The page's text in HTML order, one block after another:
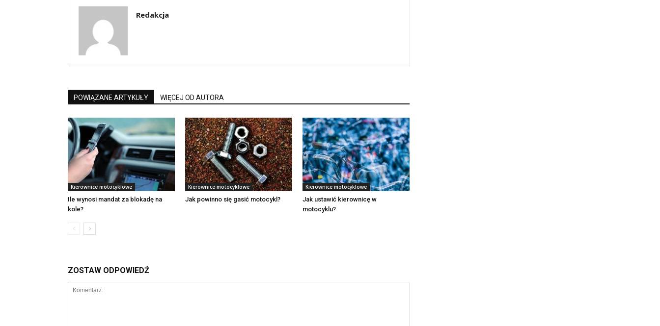
Redakcja
POWIĄZANE ARTYKUŁY WIĘCEJ OD AUTORA
Kierownice motocyklowe
Ile wynosi mandat za blokadę na
kole?
Kierownice motocyklowe
Jak powinno się gasić motocykl?
Kierownice motocyklowe
Jak ustawić kierownicę w
motocyklu?
ZOSTAW ODPOWIEDŹ